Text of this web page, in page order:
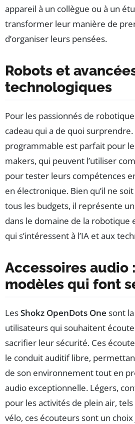
appareil à un collègue ou à un
transformer leur manière de
d’organiser leurs pensées.
Robots et
technologiques
Pour les passionnés de
cadeau qui a de quoi
programmable est parfait pour
makers, qui peuvent l’utiliser
pour tester leurs compétences
en électronique. Bien qu’il ne
tous les budgets, il représente
dans le domaine de la robotique
qui s’intéressent à l’IA et aux
Accessoires audio
modèles qui font
LesShokz OpenDots One sont
utilisateurs qui souhaitent
sacrifier leur sécurité. Ces
le conduit auditif libre,
de son environnement tout en
audio exceptionnelle. Légers,
pour les activités de plein air,
vélo, ces écouteurs sont un